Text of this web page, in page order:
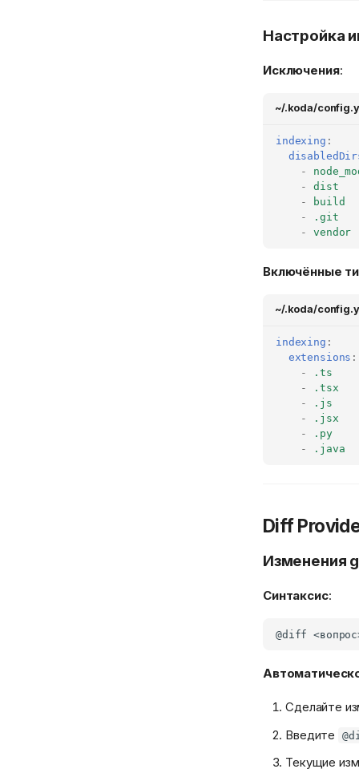
Настройка
Исключения:
~/.koda/
indexing :
-
-
dist
-
build
-
.git
-
vendor
Включённые
~/.koda/
indexing :
extensions :
-
.ts
-
.tsx
-
.js
-
.jsx
-
.py
-
.java
Diff
Изменения
Синтаксис:
Сделайте
Введите
Текущие